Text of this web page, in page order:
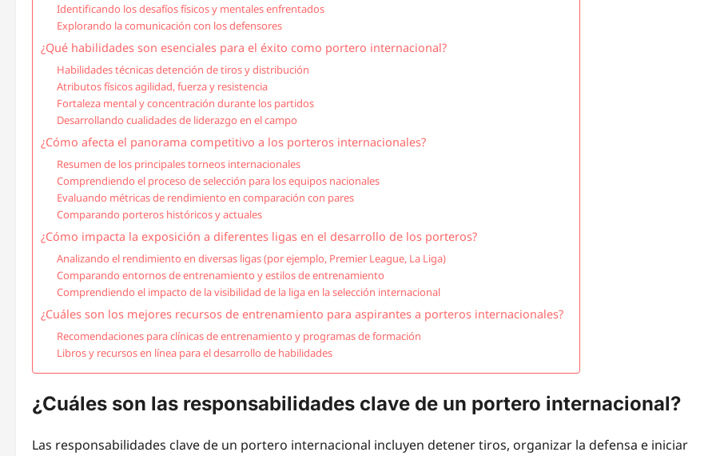
Identificando los desafíos físicos y mentales enfrentados
Explorando la comunicación con los defensores
¿Qué habilidades son esenciales para el éxito como portero internacional?
Habilidades técnicas detención de tiros y distribución
Atributos físicos agilidad, fuerza y resistencia
Fortaleza mental y concentración durante los partidos
Desarrollando cualidades de liderazgo en el campo
¿Cómo afecta el panorama competitivo a los porteros internacionales?
Resumen de los principales torneos internacionales
Comprendiendo el proceso de selección para los equipos nacionales
Evaluando métricas de rendimiento en comparación con pares
Comparando porteros históricos y actuales
¿Cómo impacta la exposición a diferentes ligas en el desarrollo de los porteros?
Analizando el rendimiento en diversas ligas (por ejemplo, Premier League, La Liga)
Comparando entornos de entrenamiento y estilos de entrenamiento
Comprendiendo el impacto de la visibilidad de la liga en la selección internacional
¿Cuáles son los mejores recursos de entrenamiento para aspirantes a porteros internacionales?
Recomendaciones para clínicas de entrenamiento y programas de formación
Libros y recursos en línea para el desarrollo de habilidades
¿Cuáles son las responsabilidades clave de un portero internacional?
Las responsabilidades clave de un portero internacional incluyen detener tiros, organizar la defensa e iniciar